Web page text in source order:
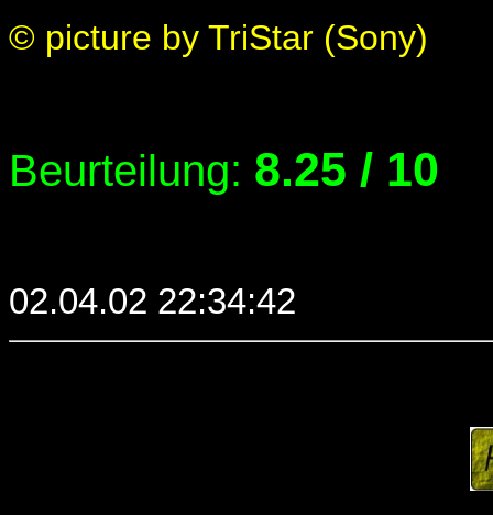
© picture by TriStar (Sony)
Beurteilung: 8.25 / 10
02.04.02 22:34:42